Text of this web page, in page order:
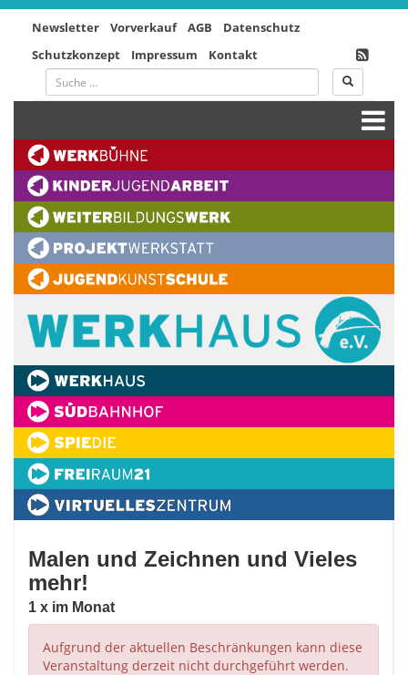
Newsletter Vorverkauf AGB
Datenschutz
Schutzkonzept
Impressum Kontakt
Malen und Zeichnen und Vieles
mehr!
1 x im Monat
Aufgrund der aktuellen Beschränkungen kann diese
Veranstaltung derzeit nicht durchgeführt werden.